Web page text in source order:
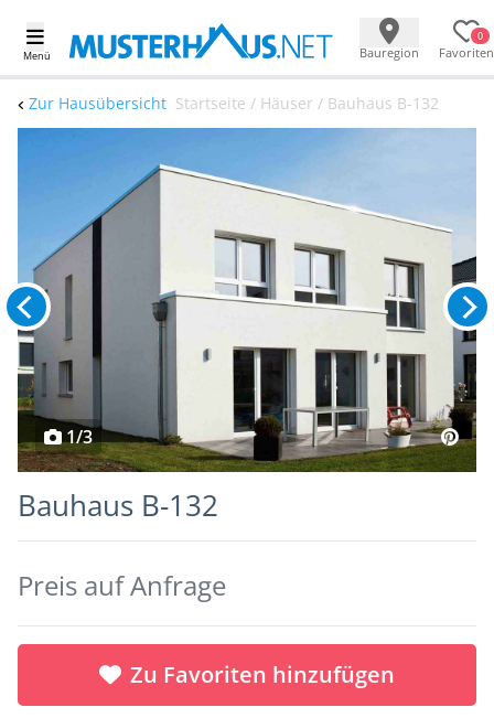
Menü Bauregion
0
Favoriten
Zur Hausübersicht Startseite / Häuser / Bauhaus B-132
1/3
Bauhaus B-132
Preis auf Anfrage
Zu Favoriten hinzufügen